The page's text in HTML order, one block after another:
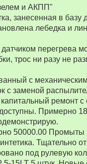
и АКПП"
занесенная в базу
лебедка и
перегрева
трос ни разу не
с
с заменой
ремонт
Примерно
50000.00 Промыты
Тщательно
под рулевую